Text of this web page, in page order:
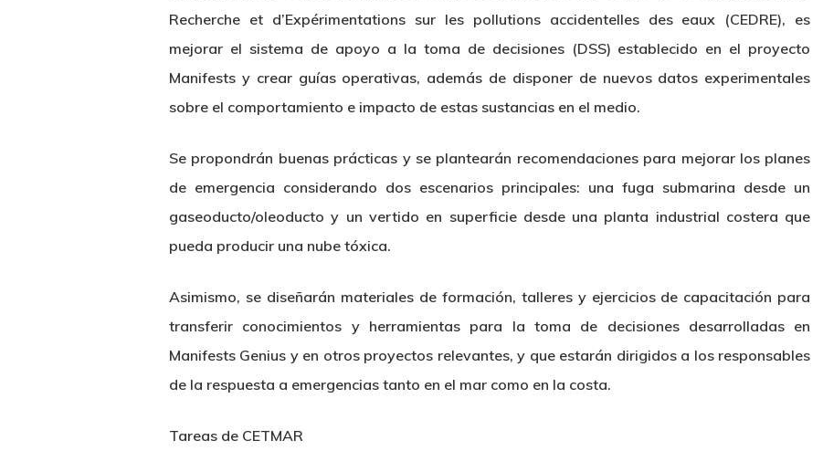
Recherche et d’Expérimentations sur les pollutions accidentelles des eaux (CEDRE), es
mejorar el sistema de apoyo a la toma de decisiones (DSS) establecido en el proyecto
Manifests y crear guías operativas, además de disponer de nuevos datos experimentales
sobre el comportamiento e impacto de estas sustancias en el medio.
Se propondrán buenas prácticas y se plantearán recomendaciones para mejorar los planes
de emergencia considerando dos escenarios principales: una fuga submarina desde un
gaseoducto/oleoducto y un vertido en superficie desde una planta industrial costera que
pueda producir una nube tóxica.
Asimismo, se diseñarán materiales de formación, talleres y ejercicios de capacitación para
transferir conocimientos y herramientas para la toma de decisiones desarrolladas en
Manifests Genius y en otros proyectos relevantes, y que estarán dirigidos a los responsables
de la respuesta a emergencias tanto en el mar como en la costa.
Tareas de CETMAR